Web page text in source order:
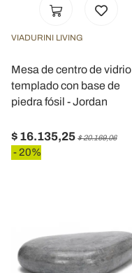
VIADURINI LIVING
Mesa de centro de vidrio
templado con base de
piedra fósil - Jordan
$ 16.135,25 $ 20.169,06
- 20%